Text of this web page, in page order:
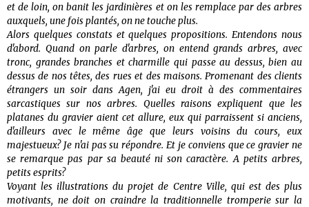
et de loin, on banit les jardinières et on les remplace par des arbres
auxquels, une fois plantés, on ne touche plus.
Alors quelques constats et quelques propositions. Entendons nous
d'abord. Quand on parle d'arbres, on entend grands arbres, avec
tronc, grandes branches et charmille qui passe au dessus, bien au
dessus de nos têtes, des rues et des maisons. Promenant des clients
étrangers un soir dans Agen, j'ai eu droit à des commentaires
sarcastiques sur nos arbres. Quelles raisons expliquent que les
platanes du gravier aient cet allure, eux qui parraissent si anciens,
d'ailleurs avec le même âge que leurs voisins du cours, eux
majestueux? Je n'ai pas su répondre. Et je conviens que ce gravier ne
se remarque pas par sa beauté ni son caractère. A petits arbres,
petits esprits?
Voyant les illustrations du projet de Centre Ville, qui est des plus
motivants, ne doit on craindre la traditionnelle tromperie sur la